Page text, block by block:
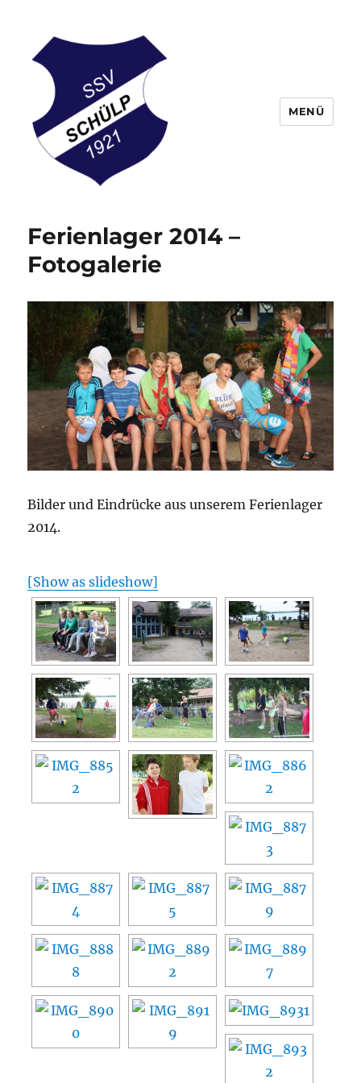
MENÜ
Ferienlager 2014 –
Fotogalerie
Bilder und Eindrücke aus unserem Ferienlager
2014.
[Show as slideshow]